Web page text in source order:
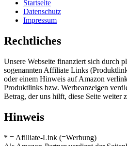
Startseite
Datenschutz
Impressum
Rechtliches
Unsere Webseite finanziert sich durch
sogenannten Affiliate Links
oder einem Hinweis auf Amazon
Produktlinks bzw. Werbeanzeigen
Betrag, der uns hilft, diese Seite weiter
Hinweis
* = Afilliate-Link (=Werbung)